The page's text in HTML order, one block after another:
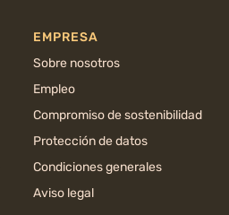
EMPRESA
Sobre nosotros
Empleo
Compromiso de sostenibilidad
Protección de datos
Condiciones generales
Aviso legal